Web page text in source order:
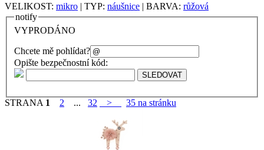
VELIKOST: mikro | TYP: náušnice | BARVA: růžová
notify
VYPRODÁNO
Chcete mě pohlídat?
Opište bezpečnostní kód:
STRANA 1 2 ... 32 > 35 na stránku